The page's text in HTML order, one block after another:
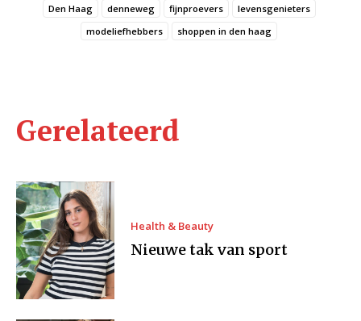
Den Haag denneweg fijnproevers
levensgenieters
modeliefhebbers
shoppen in den haag
Gerelateerd
Health & Beauty
Nieuwe tak van sport